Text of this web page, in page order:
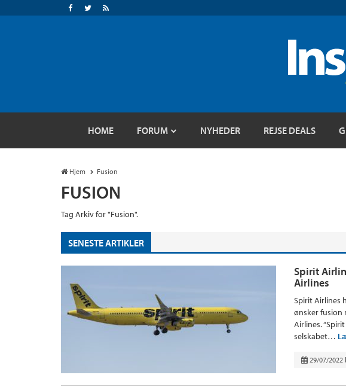
HOME FORUM NYHEDER REJSE DEALS
Hjem Fusion
FUSION
Tag Arkiv for "Fusion".
SENESTE ARTIKLER
Spirit
Airlines
Spirit Airlines
ønsker fusion
Airlines.
selskabet…
29/07/2022